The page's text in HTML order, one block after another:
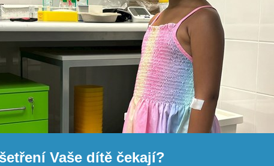
Vaše dítě čekají?